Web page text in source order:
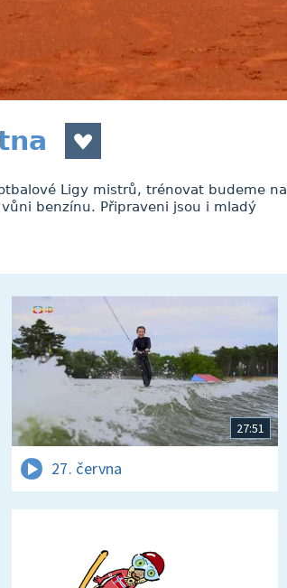
Ligy mistrů, trénovat budeme na
benzínu. Připraveni jsou i mladý
27:51
27. června